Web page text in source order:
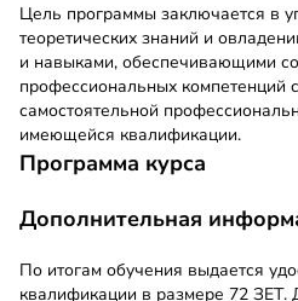
Цель программы заключается в
теоретических знаний и
и навыками, обеспечивающими
профессиональных компетенций
самостоятельной
имеющейся квалификации.
Программа курса
Дополнительная
По итогам обучения выдается
квалификации в размере 72 ЗЕТ.